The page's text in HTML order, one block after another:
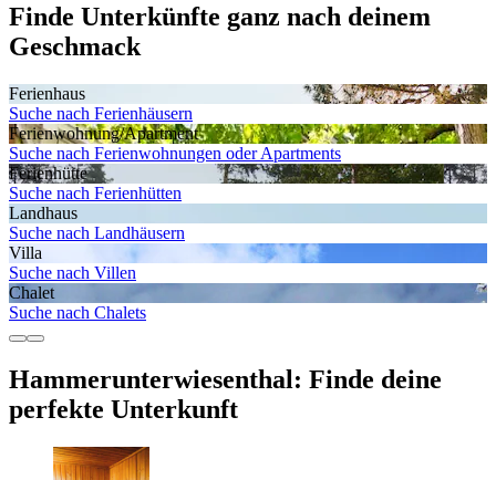
Finde Unterkünfte ganz nach deinem
Geschmack
Ferienhaus
Suche nach Ferienhäusern
Ferienwohnung/Apartment
Suche nach Ferienwohnungen oder Apartments
Ferienhütte
Suche nach Ferienhütten
Landhaus
Suche nach Landhäusern
Villa
Suche nach Villen
Chalet
Suche nach Chalets
Hammerunterwiesenthal: Finde deine
perfekte Unterkunft